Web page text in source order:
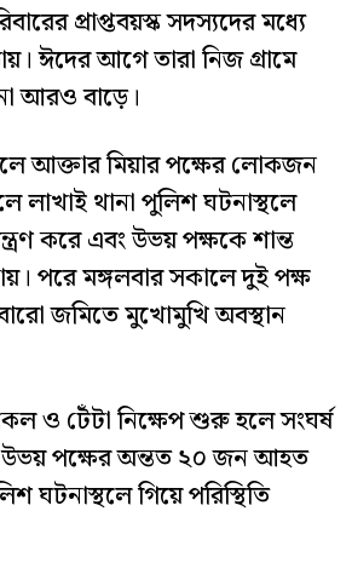
প্রাপ্তবয়স্ক সদস্যদের মধ্যে
ঈদের আগে তারা নিজ গ্রামে
আরও বাড়ে।
আক্তার মিয়ার পক্ষের লোকজন
লাখাই থানা পুলিশ ঘটনাস্থলে
করে এবং উভয় পক্ষকে শান্ত
পরে মঙ্গলবার সকালে দুই পক্ষ
জমিতে মুখোমুখি অবস্থান
ও টেঁটা নিক্ষেপ শুরু হলে সংঘর্ষ
উভয় পক্ষের অন্তত ২০ জন আহত
ঘটনাস্থলে গিয়ে পরিস্থিতি